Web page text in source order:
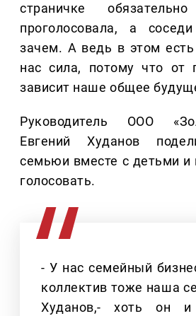
страничке
проголосовала, а
зачем. А ведь в этом
нас сила, потому что от
зависит наше общее
Руководитель ООО
Евгений Худанов
семьюи вместе с детьми и
голосовать.
- У нас семейный
коллектив тоже наша
Худанов,- хоть он и